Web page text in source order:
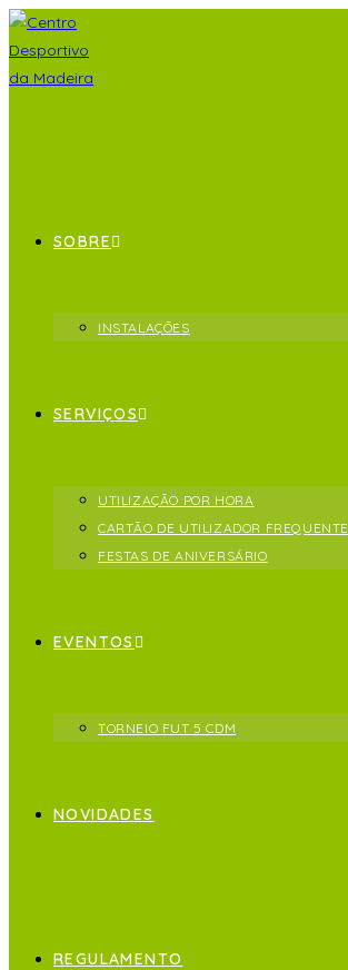
SOBRE
INSTALAÇÕES
SERVIÇOS
UTILIZAÇÃO POR HORA
CARTÃO DE UTILIZADOR FREQUENTE
FESTAS DE ANIVERSÁRIO
EVENTOS
TORNEIO FUT 5 CDM
NOVIDADES
REGULAMENTO